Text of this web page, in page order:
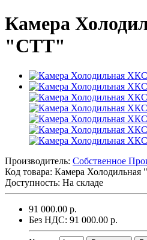
Камера
"СТТ"
Производитель: Собственное
Код товара: Камера
Доступность: На складе
91 000.00 р.
Без НДС: 91 000.00 р.